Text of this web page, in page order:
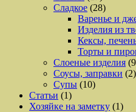
Сладкое (28)
Варенье и
Изделия из
Кексы,
Торты и
Слоеные изделия
Соусы, заправки (2)
Супы (10)
Статьи (1)
Хозяйке на заметку (1)